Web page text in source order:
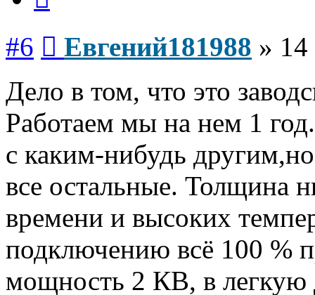
#6 Евгений181988 »
Дело в том, что это
Работаем мы на нем 1
с каким-нибудь
все остальные. Толщина
времени и высоких
подключению всё 100 %
мощность 2 КВ, в легкую